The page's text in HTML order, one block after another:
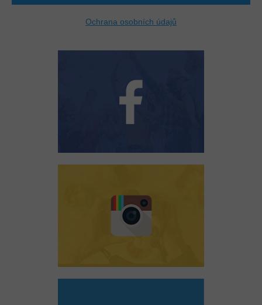
Ochrana osobních údajů